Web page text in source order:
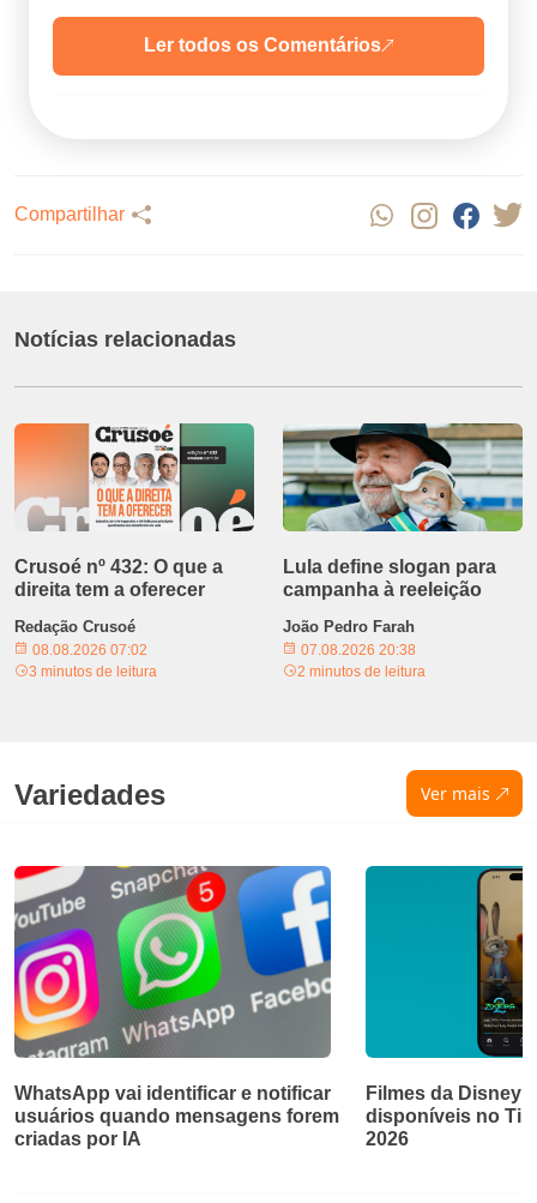
Ler todos os Comentários
Compartilhar
Notícias relacionadas
Crusoé nº 432: O que a
direita tem a oferecer
Redação Crusoé
08.08.2026 07:02
3 minutos de leitura
Lula define slogan para
campanha à reeleição
João Pedro Farah
07.08.2026 20:38
2 minutos de leitura
Variedades Ver mais
WhatsApp vai identificar e notificar
usuários quando mensagens forem
criadas por IA
Filmes da Disney
disponíveis no
2026